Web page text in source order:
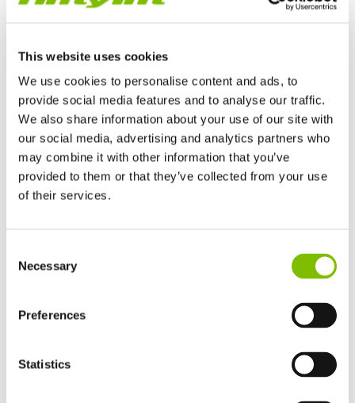
This website uses cookies
We use cookies to personalise content and ads, to
provide social media features and to analyse our traffic.
We also share information about your use of our site with
our social media, advertising and analytics partners who
may combine it with other information that you’ve
provided to them or that they’ve collected from your use
of their services.
Selection
Necessary
Preferences
Statistics
26.06.26 Nifty Nieuws
R28 4x4 bekroond in het Midden-Oosten
De Niftylift HR28 4x4 is tijdens de Construction Machinery
Middle East Awards 2026 uitgeroepen tot «Diesel Access
Machine of the Year», als erkenning voor zijn prestaties,
veiligheid en efficiëntie.
LEES VERDER
Verenigde Staten
Frankrijk
Deutsch